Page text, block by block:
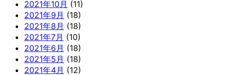
2021年10月 (11)
2021年9月 (18)
2021年8月 (18)
2021年7月 (10)
2021年6月 (18)
2021年5月 (18)
2021年4月 (12)